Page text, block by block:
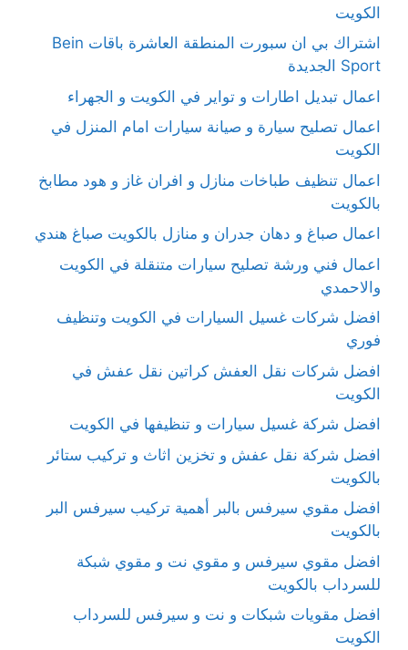
الكويت
اشتراك بي ان سبورت المنطقة العاشرة باقات Bein
Sport الجديدة
اعمال تبديل اطارات و تواير في الكويت و الجهراء
اعمال تصليح سيارة و صيانة سيارات امام المنزل في
الكويت
اعمال تنظيف طباخات منازل و افران غاز و هود مطابخ
بالكويت
اعمال صباغ و دهان جدران و منازل بالكويت صباغ هندي
اعمال فني ورشة تصليح سيارات متنقلة في الكويت
والاحمدي
افضل شركات غسيل السيارات في الكويت وتنظيف
فوري
افضل شركات نقل العفش كراتين نقل عفش في
الكويت
افضل شركة غسيل سيارات و تنظيفها في الكويت
افضل شركة نقل عفش و تخزين اثاث و تركيب ستائر
بالكويت
افضل مقوي سيرفس بالبر أهمية تركيب سيرفس البر
بالكويت
افضل مقوي سيرفس و مقوي نت و مقوي شبكة
للسرداب بالكويت
افضل مقويات شبكات و نت و سيرفس للسرداب
الكويت